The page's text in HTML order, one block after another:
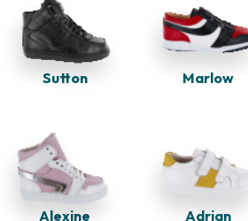
Sutton Marlow
Alexine Adrian